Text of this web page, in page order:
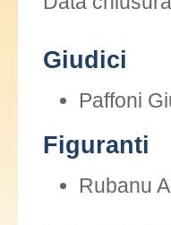
Giudici
Paffoni
Figuranti
Rubanu